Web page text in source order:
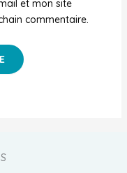
et mon site
commentaire.